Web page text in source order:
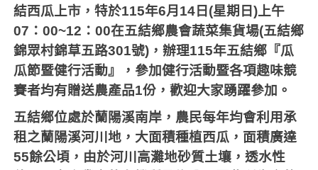
結西瓜上市，特於115年6月14日(星期日)上午
07：00~12：00在五結鄉農會蔬菜集貨場(五結鄉
錦眾村錦草五路301號)，辦理115年五結鄉『瓜
瓜節暨健行活動』，參加健行活動暨各項趣味競
賽者均有贈送農產品1份，歡迎大家踴躍參加。
五結鄉位處於蘭陽溪南岸，農民每年均會利用承
租之蘭陽溪河川地，大面積種植西瓜，面積廣達
55餘公頃，由於河川高灘地砂質土壤，透水性